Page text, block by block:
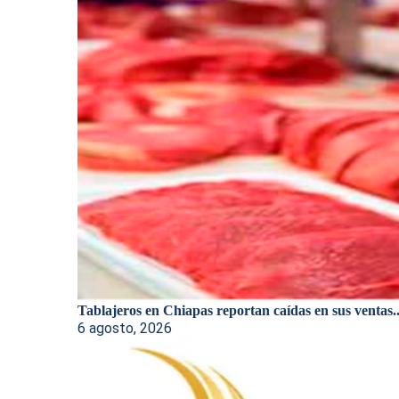
Tablajeros en Chiapas reportan caídas en sus
6 agosto, 2026